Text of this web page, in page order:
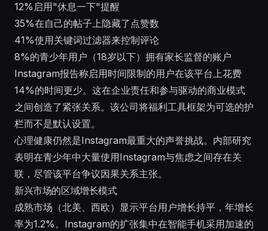
12%启用"休息一下"提醒
35%在自己的帖子上隐藏了点赞数
41%使用关键词过滤器来控制评论
8%的青少年用户（18岁以下）拥有家长监督的账户
Instagram报告称启用时间限制的用户在该平台上花费
14%的时间更少。这在企业责任和参与驱动的商业模式
之间创造了紧张关系。该公司将福利工具框架为可选的护
栏而不是默认设置。
心理健康仍然是Instagram最重大的声誉挑战。内部研究
表明在青少年中大量使用Instagram与焦虑之间存在关
联，尽管该平台争议因果关系主张。
新兴市场的区域增长模式
成熟市场（北美、西欧）显示平台用户增长持平，年增长
率为1.2%。Instagram的扩张集中在智能手机采用加速的